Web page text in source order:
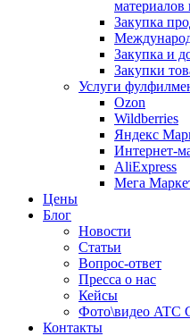
материалов
Закупка
Закупка и
Закупки
Услуги
Ozon
Wildberries
Яндекс
Интернет-
AliExpress
Мега
Цены
Блог
Новости
Статьи
Вопрос-ответ
Пресса о нас
Кейсы
Фото\видео ATC
Контакты